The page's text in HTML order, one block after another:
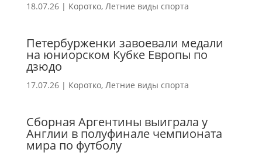
18.07.26| Коротко, Летние виды спорта
Петербурженки завоевали медали
на юниорском Кубке Европы по
дзюдо
17.07.26| Коротко, Летние виды спорта
Сборная Аргентины выиграла у
Англии в полуфинале чемпионата
мира по футболу